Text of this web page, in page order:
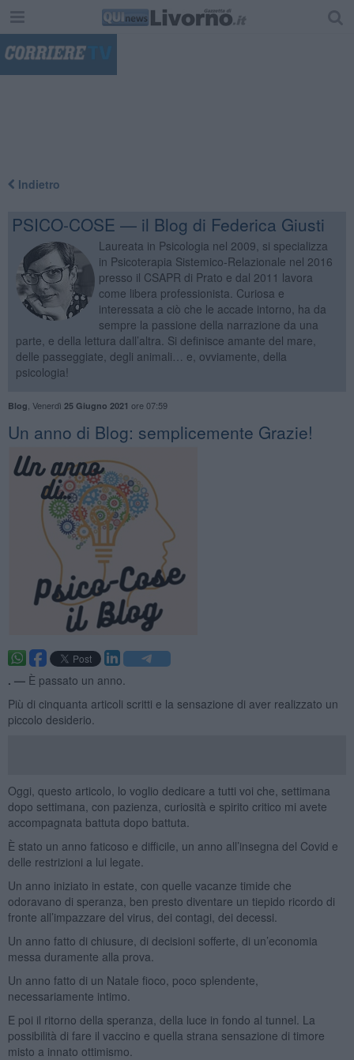
Indietro
PSICO-COSE — il Blog di Federica Giusti
Laureata in Psicologia nel 2009, si specializza
in Psicoterapia Sistemico-Relazionale nel 2016
presso il CSAPR di Prato e dal 2011 lavora
come libera professionista. Curiosa e
interessata a ciò che le accade intorno, ha da
sempre la passione della narrazione da una
parte, e della lettura dall’altra. Si definisce amante del mare,
delle passeggiate, degli animali… e, ovviamente, della
psicologia!
Blog Venerdì 25 Giugno 2021 ore 07:59
​Un anno di Blog: semplicemente Grazie!
. — È passato un anno.
Più di cinquanta articoli scritti e la sensazione di aver realizzato un
piccolo desiderio.
Oggi, questo articolo, lo voglio dedicare a tutti voi che, settimana
dopo settimana, con pazienza, curiosità e spirito critico mi avete
accompagnata battuta dopo battuta.
È stato un anno faticoso e difficile, un anno all’insegna del Covid e
delle restrizioni a lui legate.
Un anno iniziato in estate, con quelle vacanze timide che
odoravano di speranza, ben presto diventare un tiepido ricordo di
fronte all’impazzare del virus, dei contagi, dei decessi.
Un anno fatto di chiusure, di decisioni sofferte, di un’economia
messa duramente alla prova.
Un anno fatto di un Natale fioco, poco splendente,
necessariamente intimo.
E poi il ritorno della speranza, della luce in fondo al tunnel. La
possibilità di fare il vaccino e quella strana sensazione di timore
misto a innato ottimismo.